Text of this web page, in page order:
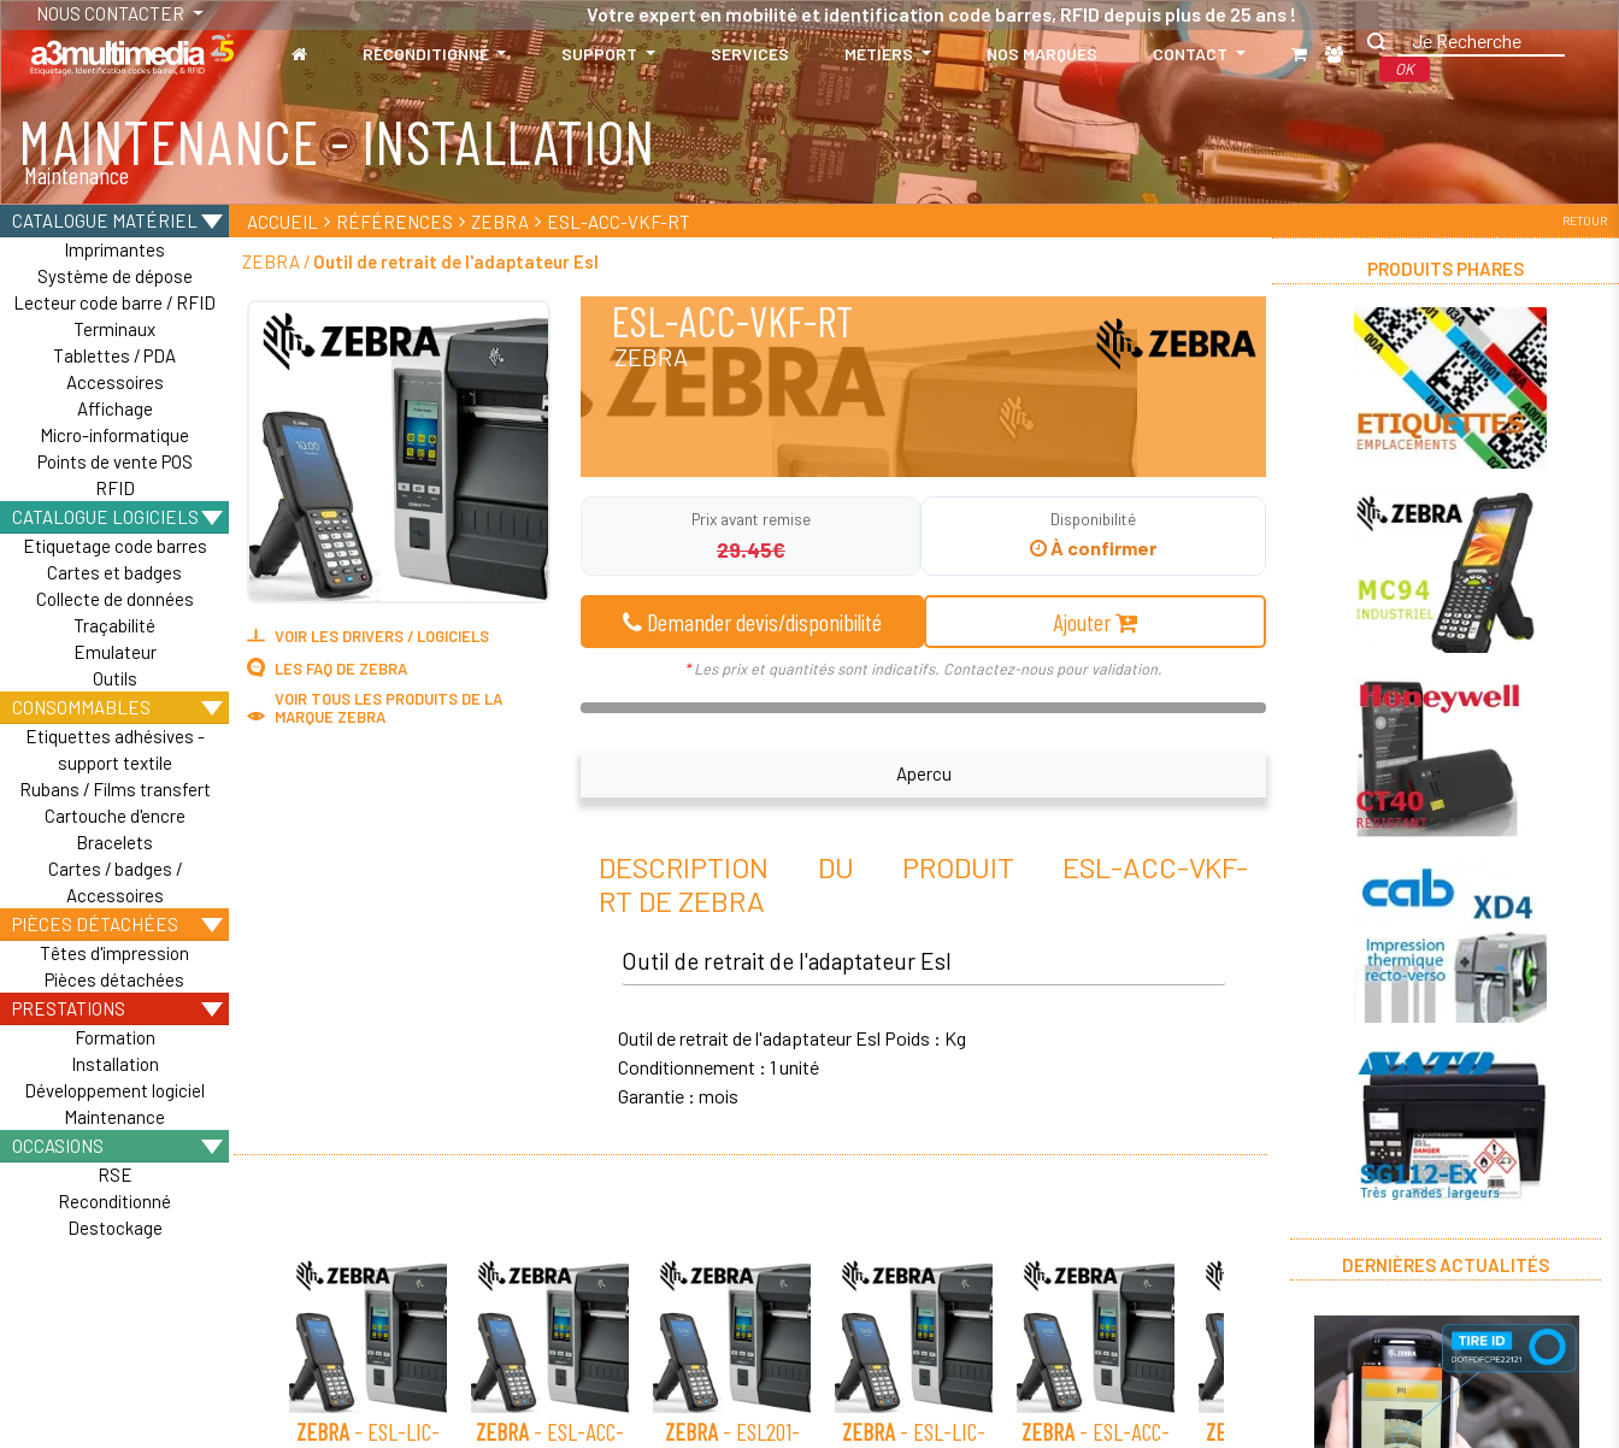
NOUS CONTACTER Votre expert en mobilité et identification code barres, RFID depuis plus de 25 ans !
RECONDITIONNÉ SUPPORT SERVICES MÉTIERS NOS MARQUES CONTACT
OK
MAINTENANCE - INSTALLATION
Maintenance
TABLETTES
Tablettes durcies - Étanches - Résistantes
CATALOGUE MATÉRIEL
Imprimantes
Système de dépose
Lecteur code barre / RFID
Terminaux
Tablettes / PDA
Accessoires
Affichage
Micro-informatique
Points de vente POS
RFID
CATALOGUE LOGICIELS
Etiquetage code barres
Cartes et badges
Collecte de données
Traçabilité
Emulateur
Outils
CONSOMMABLES
Etiquettes adhésives -
support textile
Rubans / Films transfert
Cartouche d'encre
Bracelets
Cartes / badges /
Accessoires
PIÈCES DÉTACHÉES
Têtes d'impression
Pièces détachées
PRESTATIONS
Formation
Installation
Développement logiciel
Maintenance
OCCASIONS
RSE
Reconditionné
Destockage
ACCUEIL RÉFÉRENCES ZEBRA ESL-ACC-VKF-RT RETOUR
ZEBRA / Outil de retrait de l'adaptateur Esl
VOIR LES DRIVERS / LOGICIELS
LES FAQ DE ZEBRA
VOIR TOUS LES PRODUITS DE LA
MARQUE ZEBRA
ESL-ACC-VKF-RT
ZEBRA
Prix avant remise
29.45€
Disponibilité
À confirmer
Demander devis/disponibilité Ajouter
*Les prix et quantités sont indicatifs. Contactez-nous pour validation.
Apercu
DESCRIPTION DU PRODUIT ESL-ACC-VKF-
RT DE ZEBRA
Outil de retrait de l'adaptateur Esl
Outil de retrait de l'adaptateur Esl Poids : Kg
Conditionnement : 1 unité
Garantie : mois
ZEBRA - ESL-LIC-
ZEBRA - ESL-ACC-
ZEBRA- ESL201-
ZEBRA - ESL-LIC-
ZEBRA - ESL-ACC-
ZEBRA
- ESL-LIC-
ZEBRA - ESL-LIC-
PRODUITS PHARES
DERNIÈRES ACTUALITÉS